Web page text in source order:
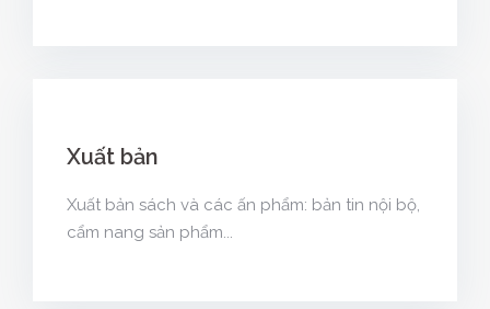
Xuất bản
Xuất bản sách và các ấn phẩm: bản tin nội bộ,
cẩm nang sản phẩm...